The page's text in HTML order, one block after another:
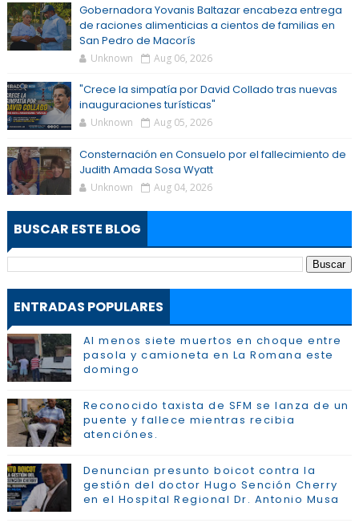
Gobernadora Yovanis Baltazar encabeza entrega
de raciones alimenticias a cientos de familias en
San Pedro de Macorís
Unknown Aug 06, 2026
"Crece la simpatía por David Collado tras nuevas
inauguraciones turísticas"
Unknown Aug 05, 2026
Consternación en Consuelo por el fallecimiento de
Judith Amada Sosa Wyatt
Unknown Aug 04, 2026
BUSCAR ESTE BLOG
ENTRADAS POPULARES
Al menos siete muertos en choque entre
pasola y camioneta en La Romana este
domingo
Reconocido taxista de SFM se lanza de un
puente y fallece mientras recibia
atenciónes.
Denuncian presunto boicot contra la
gestión del doctor Hugo Sención Cherry
en el Hospital Regional Dr. Antonio Musa